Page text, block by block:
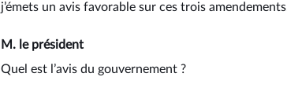
j’émets un avis favorable sur ces trois
M. le président
Quel est l’avis du gouvernement ?